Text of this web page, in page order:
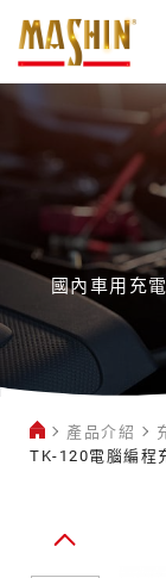
TK-
120
電
編
程
電
器|
壓
國內車用充
產品介紹
TK-120電腦編程